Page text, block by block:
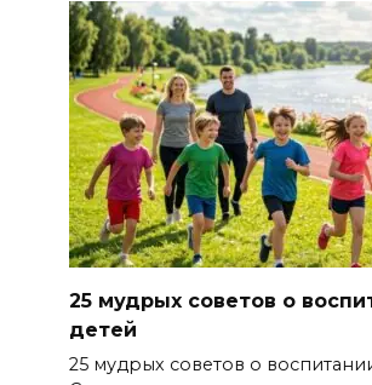
25 мудрых советов о
детей
25 мудрых советов о